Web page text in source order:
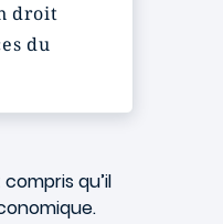
droit
du
qu’il